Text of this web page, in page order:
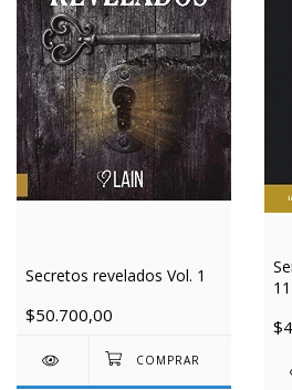
Secretos revelados Vol. 1
$50.700,00